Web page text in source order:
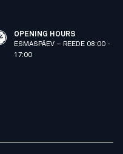
OPENING HOURS
ESMASPÄEV – REEDE 08:00 -
17:00